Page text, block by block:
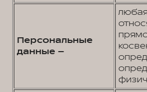
Персональные
данные –